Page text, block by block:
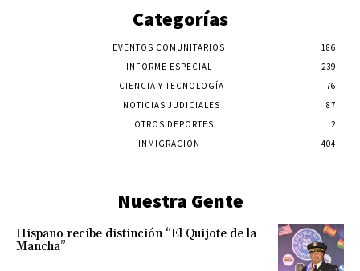
Categorías
EVENTOS COMUNITARIOS
186
INFORME ESPECIAL
239
CIENCIA Y TECNOLOGÍA
76
NOTICIAS JUDICIALES
87
OTROS DEPORTES
2
INMIGRACIÓN
404
Nuestra Gente
Hispano recibe distinción “El Quijote de la
Mancha”